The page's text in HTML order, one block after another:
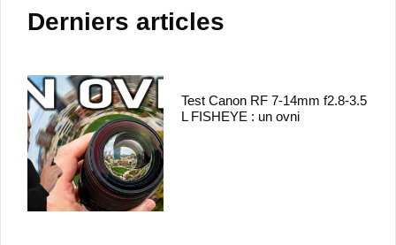
Derniers articles
Test Canon RF 7-14mm f2.8-3.5
L FISHEYE : un ovni